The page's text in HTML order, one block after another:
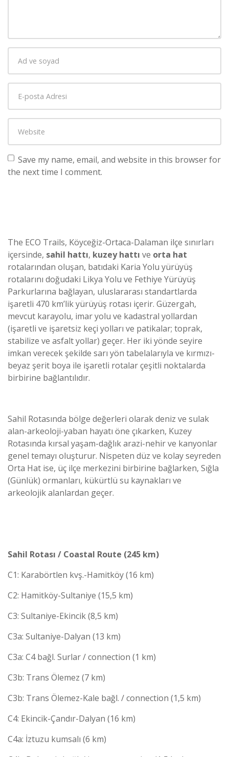
Save my name, email, and website in this browser for
the next time I comment.
The ECO Trails, Köyceğiz-Ortaca-Dalaman ilçe sınırları
içersinde, sahil hattı, kuzey hattı ve orta hat
rotalarından oluşan, batıdaki Karia Yolu yürüyüş
rotalarını doğudaki Likya Yolu ve Fethiye Yürüyüş
Parkurlarına bağlayan, uluslararası standartlarda
işaretli 470 km’lik yürüyüş rotası içerir. Güzergah,
mevcut karayolu, imar yolu ve kadastral yollardan
(işaretli ve işaretsiz keçi yolları ve patikalar; toprak,
stabilize ve asfalt yollar) geçer. Her iki yönde seyire
imkan verecek şekilde sarı yön tabelalarıyla ve kırmızı-
beyaz şerit boya ile işaretli rotalar çeşitli noktalarda
birbirine bağlantılıdır.
Sahil Rotasında bölge değerleri olarak deniz ve sulak
alan-arkeoloji-yaban hayatı öne çıkarken, Kuzey
Rotasında kırsal yaşam-dağlık arazi-nehir ve kanyonlar
genel temayı oluşturur. Nispeten düz ve kolay seyreden
Orta Hat ise, üç ilçe merkezini birbirine bağlarken, Sığla
(Günlük) ormanları, kükürtlü su kaynakları ve
arkeolojik alanlardan geçer.
Sahil Rotası / Coastal Route (245 km)
C1: Karabörtlen kvş.-Hamitköy (16 km)
C2: Hamitköy-Sultaniye (15,5 km)
C3: Sultaniye-Ekincik (8,5 km)
C3a: Sultaniye-Dalyan (13 km)
C3a: C4 bağl. Surlar / connection (1 km)
C3b: Trans Ölemez (7 km)
C3b: Trans Ölemez-Kale bağl. / connection (1,5 km)
C4: Ekincik-Çandır-Dalyan (16 km)
C4a: İztuzu kumsalı (6 km)